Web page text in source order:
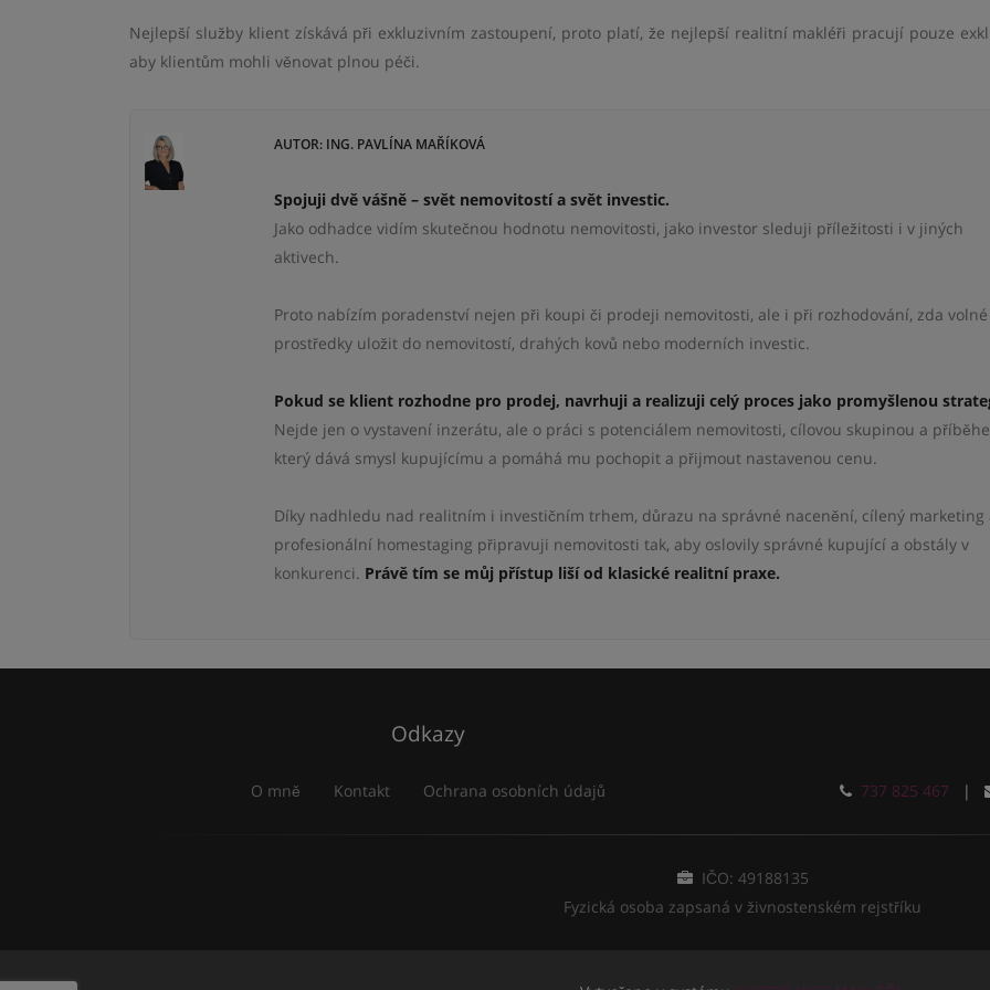
Nejlepší služby klient získává při exkluzivním zastoupení, proto platí, že nejlepší realitní makléři pracují pouze
aby klientům mohli věnovat plnou péči.
AUTOR: ING. PAVLÍNA MAŘÍKOVÁ
Spojuji dvě vášně – svět nemovitostí a svět investic.
Jako odhadce vidím skutečnou hodnotu nemovitosti, jako investor sleduji příležitosti i v jiných
aktivech.
Proto nabízím poradenství nejen při koupi či prodeji nemovitosti, ale i při rozhodování, zda volné
prostředky uložit do nemovitostí, drahých kovů nebo moderních investic.
Pokud se klient rozhodne pro prodej, navrhuji a realizuji celý proces jako promyšlenou
Nejde jen o vystavení inzerátu, ale o práci s potenciálem nemovitosti, cílovou skupinou a
který dává smysl kupujícímu a pomáhá mu pochopit a přijmout nastavenou cenu.
Díky nadhledu nad realitním i investičním trhem, důrazu na správné nacenění, cílený marketing
profesionální homestaging připravuji nemovitosti tak, aby oslovily správné kupující a obstály v
konkurenci. Právě tím se můj přístup liší od klasické realitní praxe.
Odkazy
O mně Kontakt Ochrana osobních údajů 737 825 467 |
IČO: 49188135
Fyzická osoba zapsaná v živnostenském rejstříku